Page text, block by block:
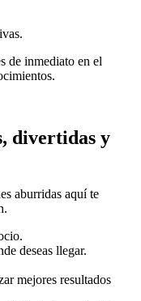
de inmediato en el
divertidas y
aburridas aquí te
deseas llegar.
mejores resultados